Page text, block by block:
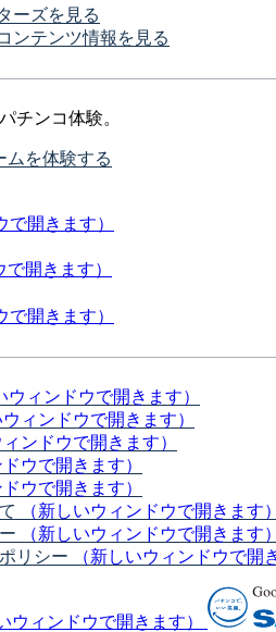
ーズを見る
ンテンツ情報を見る
チンコ体験。
ムを体験する
で開きます）
で開きます）
で開きます）
ウィンドウで開きます）
ウィンドウで開きます）
ィンドウで開きます）
ウで開きます）
ウで開きます）
（新しいウィンドウで開きます）
（新しいウィンドウで開きます）
リシー
（新しいウィンドウで開
ウィンドウで開きます）